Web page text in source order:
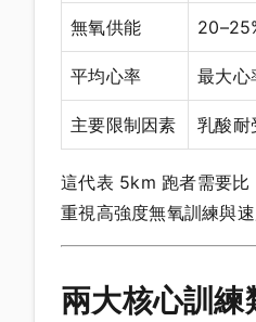
無氧供能
平均心率 最大心
主要限制因素 乳酸耐
這代表 5km 跑者需要比
重視高強度無氧訓練與速
兩大核心訓練